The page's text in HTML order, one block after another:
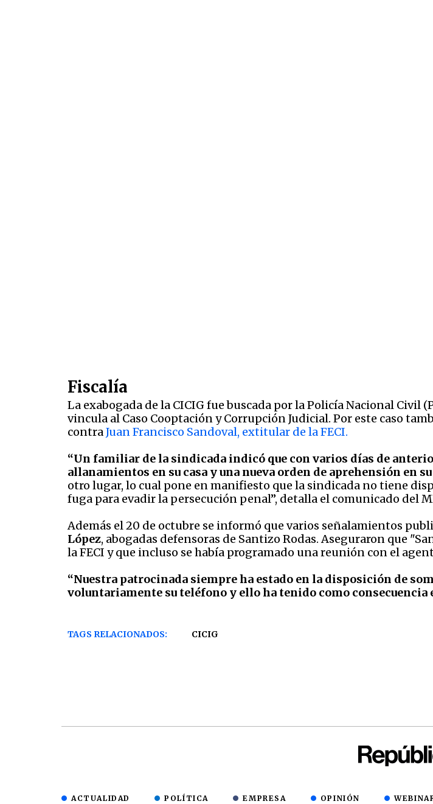
Fiscalía
La exabogada de la CICIG fue buscada por la Policía Nacional Civil
vincula al Caso Cooptación y Corrupción Judicial. Por este caso
contraJuan Francisco Sandoval, extitular de la FECI.
“Un familiar de la sindicada indicó que con varios días de
allanamientos en su casa y una nueva orden de aprehensión en
otro lugar, lo cual pone en manifiesto que la sindicada no tiene
fuga para evadir la persecución penal”, detalla el comunicado del
Además el 20 de octubre se informó que varios señalamientos
López, abogadas defensoras de Santizo Rodas. Aseguraron que
la FECI y que incluso se había programado una reunión con el
“Nuestra patrocinada siempre ha estado en la disposición de
voluntariamente su teléfono y ello ha tenido como consecuencia
TAGS RELACIONADOS: CICIG
ACTUALIDAD POLÍTICA EMPRESA OPINIÓN